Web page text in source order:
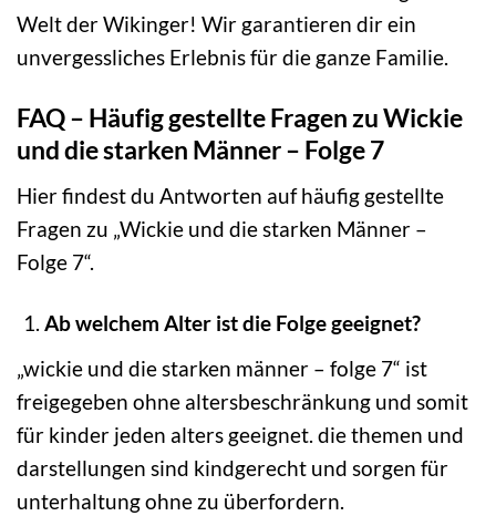
Welt der Wikinger! Wir garantieren dir ein
unvergessliches Erlebnis für die ganze Familie.
FAQ – Häufig gestellte Fragen zu Wickie
und die starken Männer – Folge 7
Hier findest du Antworten auf häufig gestellte
Fragen zu „Wickie und die starken Männer –
Folge 7“.
Ab welchem Alter ist die Folge geeignet?
„wickie und die starken männer – folge 7“ ist
freigegeben ohne altersbeschränkung und somit
für kinder jeden alters geeignet. die themen und
darstellungen sind kindgerecht und sorgen für
unterhaltung ohne zu überfordern.